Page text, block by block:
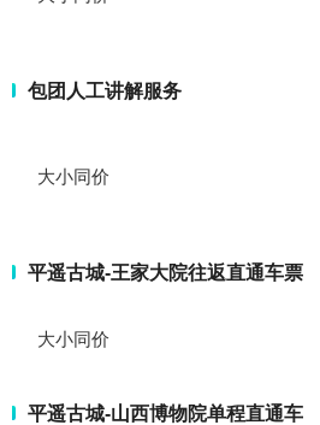
包团人工讲解服务
大小同价
平遥古城-王家大院往返直通车票
大小同价
平遥古城-山西博物院单程直通车